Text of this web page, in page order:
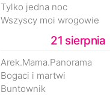
Tylko jedna noc
Wszyscy moi wrogowie
21 sierpnia
Arek.Mama.Panorama
Bogaci i martwi
Buntownik